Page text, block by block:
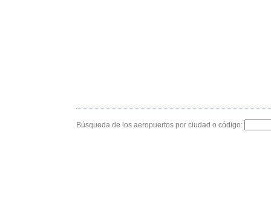
Búsqueda de los aeropuertos por ciudad o código: